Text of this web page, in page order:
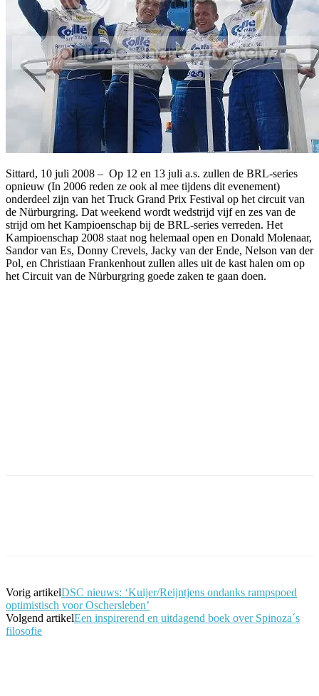
Sittard, 10 juli 2008 – Op 12 en 13 juli a.s. zullen de BRL-series
opnieuw (In 2006 reden ze ook al mee tijdens dit evenement)
onderdeel zijn van het Truck Grand Prix Festival op het circuit van
de Nürburgring. Dat weekend wordt wedstrijd vijf en zes van de
strijd om het Kampioenschap bij de BRL-series verreden. Het
Kampioenschap 2008 staat nog helemaal open en Donald Molenaar,
Sandor van Es, Donny Crevels, Jacky van der Ende, Nelson van der
Pol, en Christiaan Frankenhout zullen alles uit de kast halen om op
het Circuit van de Nürburgring goede zaken te gaan doen.
Vorig artikelDSC nieuws: ‘Kuijer/Reijntjens ondanks rampspoed
optimistisch voor Oschersleben’
Volgend artikelEen inspirerend en uitdagend boek over Spinoza´s
filosofie